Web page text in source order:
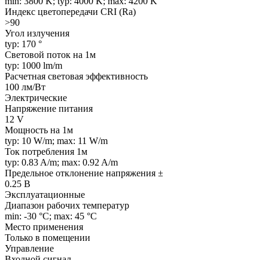
Индекс цветопередачи CRI (Ra)
>90
Угол излучения
typ: 170 °
Световой поток на 1м
typ: 1000 lm/m
Расчетная световая эффективность
100 лм/Вт
Электрические
Напряжение питания
12 V
Мощность на 1м
typ: 10 W/m; max: 11 W/m
Ток потребления 1м
typ: 0.83 A/m; max: 0.92 A/m
Предельное отклонение напряжения ±
0.25 В
Эксплуатационные
Диапазон рабочих температур
min: -30 °C; max: 45 °C
Место применения
Только в помещении
Управление